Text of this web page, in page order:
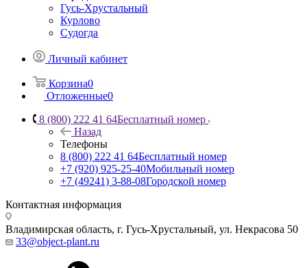
Гусь-Хрустальный
Курлово
Судогда
Личный кабинет
Корзина0
Отложенные0
8 (800) 222 41 64Бесплатный номер
Назад
Телефоны
8 (800) 222 41 64Бесплатный номер
+7 (920) 925-25-40Мобильный номер
+7 (49241) 3-88-08Городской номер
Контактная информация
Владимирская область, г. Гусь-Хрустальный, ул. Некрасова 50
33@object-plant.ru